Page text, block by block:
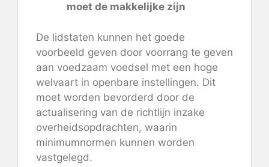
moet de makkelijke zijn
De lidstaten kunnen het goede
voorbeeld geven door voorrang te geven
aan voedzaam voedsel met een hoge
welvaart in openbare instellingen. Dit
moet worden bevorderd door de
actualisering van de richtlijn inzake
overheidsopdrachten, waarin
minimumnormen kunnen worden
vastgelegd.